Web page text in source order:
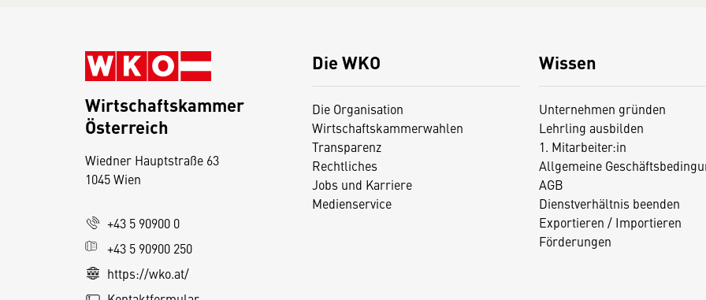
Die WKO
Die Organisation
Wirtschaftskammerwahlen
Transparenz
Rechtliches
Jobs und Karriere
Medienservice
Wissen
Unternehmen gründen
Lehrling ausbilden
1. Mitarbeiter:in
Allgemeine
AGB
Dienstverhältnis beenden
Exportieren / Importieren
Förderungen
Wirtschaftskammer
Österreich
Wiedner Hauptstraße 63
1045 Wien
+43 5 90900 0
+43 5 90900 250
https://wko.at/